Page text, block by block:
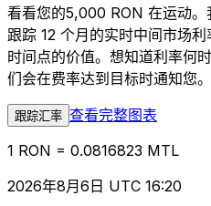
看看您的5,000 RON 在运动
跟踪 12 个月的实时中间市场
时间点的价值。想知道利率何
们会在费率达到目标时通知您。
跟踪汇率 查看完整图表
1 RON = 0.0816823 MTL
2026年8月6日 UTC 16:20